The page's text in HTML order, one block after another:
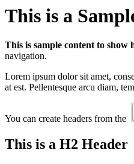
This is a
This is sample content to
navigation.
Lorem ipsum dolor sit amet,
at est. Pellentesque arcu diam,
You can create headers from the
This is a H2 Header